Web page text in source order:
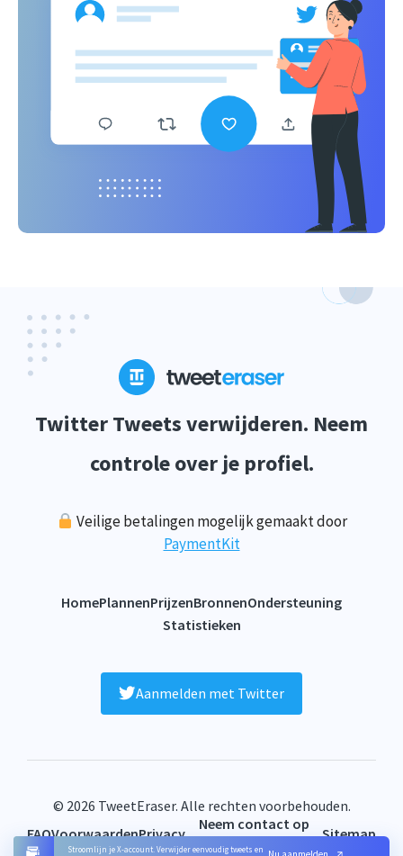
Stroomlijn je X-account. Verwijder eenvoudig tweets en
Twitter Tweets verwijderen. Neem
controle over je profiel.
Veilige betalingen mogelijk gemaakt door
PaymentKit
HomePlannenPrijzenBronnenOndersteuning
Statistieken
Aanmelden met Twitter
© 2026 TweetEraser. Alle rechten voorbehouden.
FAQVoorwaardenPrivacy
Neem contact op
met
Sitemap